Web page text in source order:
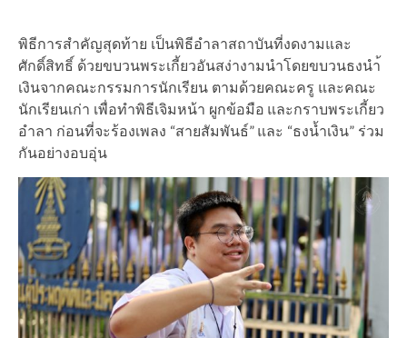
พิธีการสำคัญสุดท้าย เป็นพิธีอำลาสถาบันที่งดงามและ
ศักดิ์สิทธิ์ ด้วยขบวนพระเกี้ยวอันสง่างามนำโดยขบวนธงนำ้
เงินจากคณะกรรมการนักเรียน ตามด้วยคณะครู และคณะ
นักเรียนเก่า เพื่อทำพิธีเจิมหน้า ผูกข้อมือ และกราบพระเกี้ยว
อำลา ก่อนที่จะร้องเพลง “สายสัมพันธ์” และ “ธงน้ำเงิน” ร่วม
กันอย่างอบอุ่น